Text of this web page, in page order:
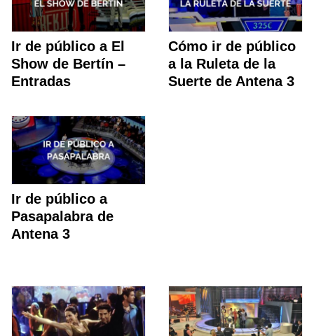
Ir de público a El
Show de Bertín –
Entradas
Cómo ir de público
a la Ruleta de la
Suerte de Antena 3
Ir de público a
Pasapalabra de
Antena 3